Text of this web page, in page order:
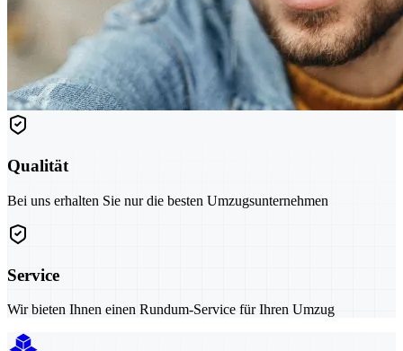
Qualität
Bei uns erhalten Sie nur die besten Umzugsunternehmen
Service
Wir bieten Ihnen einen Rundum-Service für Ihren Umzug